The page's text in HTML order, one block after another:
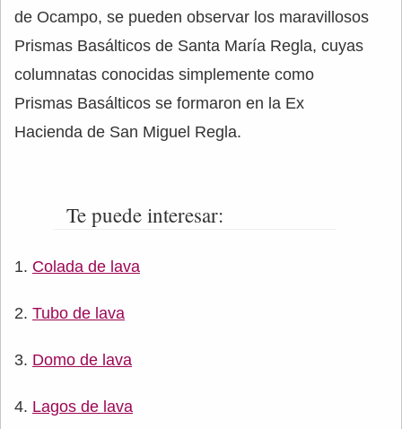
de Ocampo, se pueden observar los maravillosos
Prismas Basálticos de Santa María Regla, cuyas
columnatas conocidas simplemente como
Prismas Basálticos se formaron en la Ex
Hacienda de San Miguel Regla.
Te puede interesar:
Colada de lava
Tubo de lava
Domo de lava
Lagos de lava